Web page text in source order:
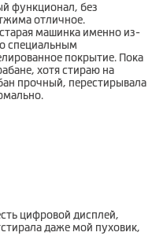
функционал, без
отличное.
машинка именно из-
специальным
покрытие. Пока
хотя стираю на
прочный, перестирывала
цифровой дисплей,
даже мой пуховик,